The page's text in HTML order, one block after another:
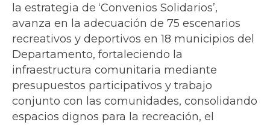
la estrategia de ‘Convenios Solidarios’,
avanza en la adecuación de 75 escenarios
recreativos y deportivos en 18 municipios del
Departamento, fortaleciendo la
infraestructura comunitaria mediante
presupuestos participativos y trabajo
conjunto con las comunidades, consolidando
espacios dignos para la recreación, el